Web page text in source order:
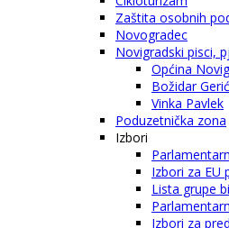
Zaštita osobnih
Novogradec
Novigradski pisci,
Općina
Božidar Gerić
Vinka Pavlek
Poduzetnička zona
Izbori
Izbori za EU
Lista grupe
Izbori za